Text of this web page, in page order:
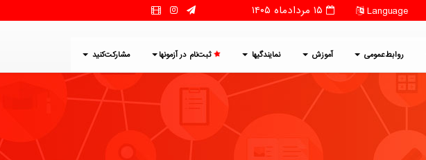
Language
روابط‌عمومی آموزش نمایندگیها ثبت‌نام در آزمونها مشارکت‌کنید